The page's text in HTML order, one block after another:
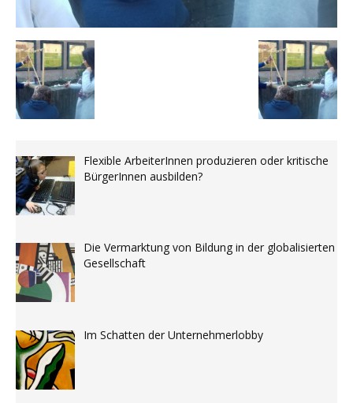
Flexible ArbeiterInnen produzieren oder kritische
BürgerInnen ausbilden?
Die Vermarktung von Bildung in der globalisierten
Gesellschaft
Im Schatten der Unternehmerlobby